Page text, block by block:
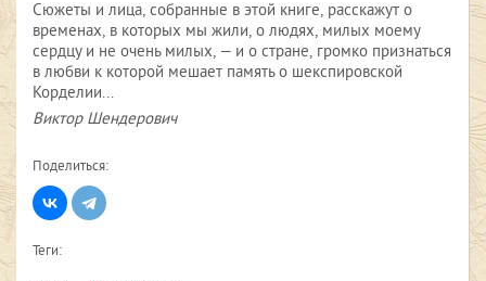
Сюжеты и лица, собранные в этой книге, расскажут о
временах, в которых мы жили, о людях, милых моему
сердцу и не очень милых, — и о стране, громко признаться
в любви к которой мешает память о шекспировской
Корделии...
Виктор Шендерович
Поделиться:
Теги: